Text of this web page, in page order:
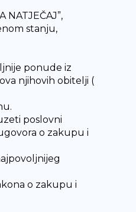
stanju,
ponude iz
njihovih obitelji (
poslovni
o zakupu i
o zakupu i